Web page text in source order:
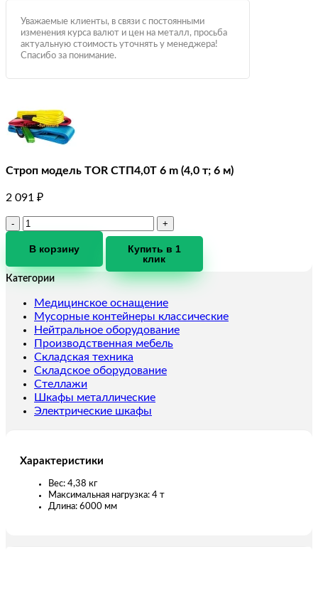
Уважаемые клиенты, в связи с постоянными
изменения курса валют и цен на металл, просьба
актуальную стоимость уточнять у менеджера!
Спасибо за понимание.
Строп модель TOR СТП4,0T 6 m (4,0 т; 6 м)
2 091 ₽
Количество
Строп
TOR
6
m
(4,0
т;
6
м)
В корзину
Купить в 1
клик
Категории
Медицинское оснащение
Мусорные контейнеры классические
Нейтральное оборудование
Производственная мебель
Складская техника
Складское оборудование
Стеллажи
Шкафы металлические
Электрические шкафы
Характеристики
Вес: 4,38 кг
Максимальная нагрузка: 4 т
Длина: 6000 мм